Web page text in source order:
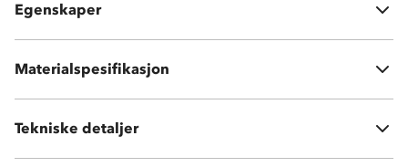
Egenskaper
Tåler oppvaskmaskin
Materialspesifikasjon
SS304 rustfritt stål
Tekniske detaljer
Vekt:30 gram